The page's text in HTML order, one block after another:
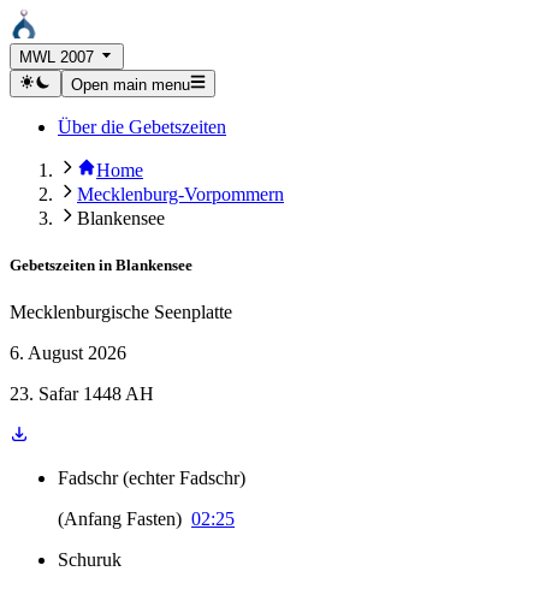
MWL 2007
Open main menu
Über die Gebetszeiten
Home
Mecklenburg-Vorpommern
Blankensee
Gebetszeiten in Blankensee
Mecklenburgische Seenplatte
6. August 2026
23. Safar 1448 AH
Fadschr (echter Fadschr)
(Anfang Fasten) 02:25
Schuruk